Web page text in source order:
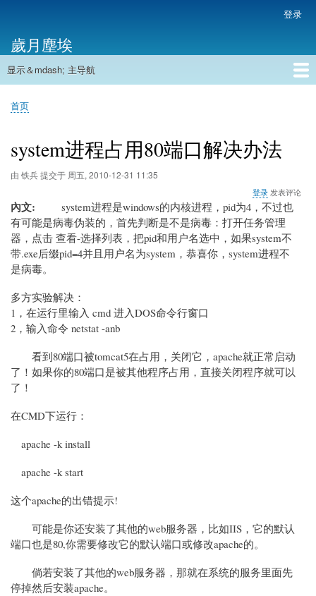
主
内
帐
户
菜
单
登录
歲月塵埃
主
航
显示＆mdash; 主导航
首页
面
屑
首页
system进程占用80端口解决办法
由 铁兵提交于 周五, 2010-12-31 11:35
登录 发表评论
內文
system进程是windows的内核进程，pid为4，不过也
有可能是病毒伪装的，首先判断是不是病毒：打开任务管理
器，点击 查看-选择列表，把pid和用户名选中，如果system不
带.exe后缀pid=4并且用户名为system，恭喜你，system进程不
是病毒。
多方实验解决：
1，在运行里输入 cmd 进入DOS命令行窗口
2，输入命令 netstat -anb
看到80端口被tomcat5在占用，关闭它，apache就正常启动
了！如果你的80端口是被其他程序占用，直接关闭程序就可以
了！
在CMD下运行：
apache -k install
apache -k start
这个apache的出错提示!
可能是你还安装了其他的web服务器，比如IIS，它的默认
端口也是80,你需要修改它的默认端口或修改apache的。
倘若安装了其他的web服务器，那就在系统的服务里面先
停掉然后安装apache。